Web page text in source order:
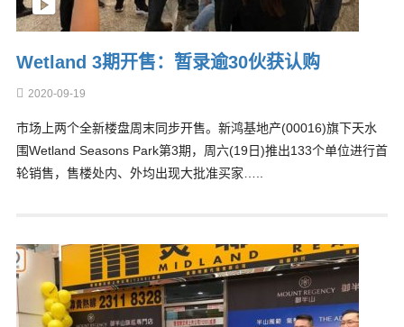
Wetland 3期开售：暂录逾30伙获认购
2020-09-19
市场上两个全新楼盘周末同步开售。新鸿基地产(00016)旗下天水
围Wetland Seasons Park第3期，周六(19日)推出133个单位进行首
轮销售，售楼处内、外均出现大批准买家…..